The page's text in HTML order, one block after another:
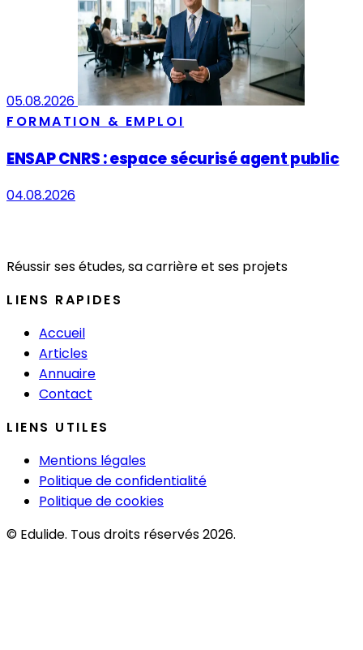
05.08.2026
FORMATION & EMPLOI
ENSAP CNRS : espace sécurisé agent public
04.08.2026
Réussir ses études, sa carrière et ses projets
LIENS RAPIDES
Accueil
Articles
Annuaire
Contact
LIENS UTILES
Mentions légales
Politique de confidentialité
Politique de cookies
© Edulide. Tous droits réservés 2026.